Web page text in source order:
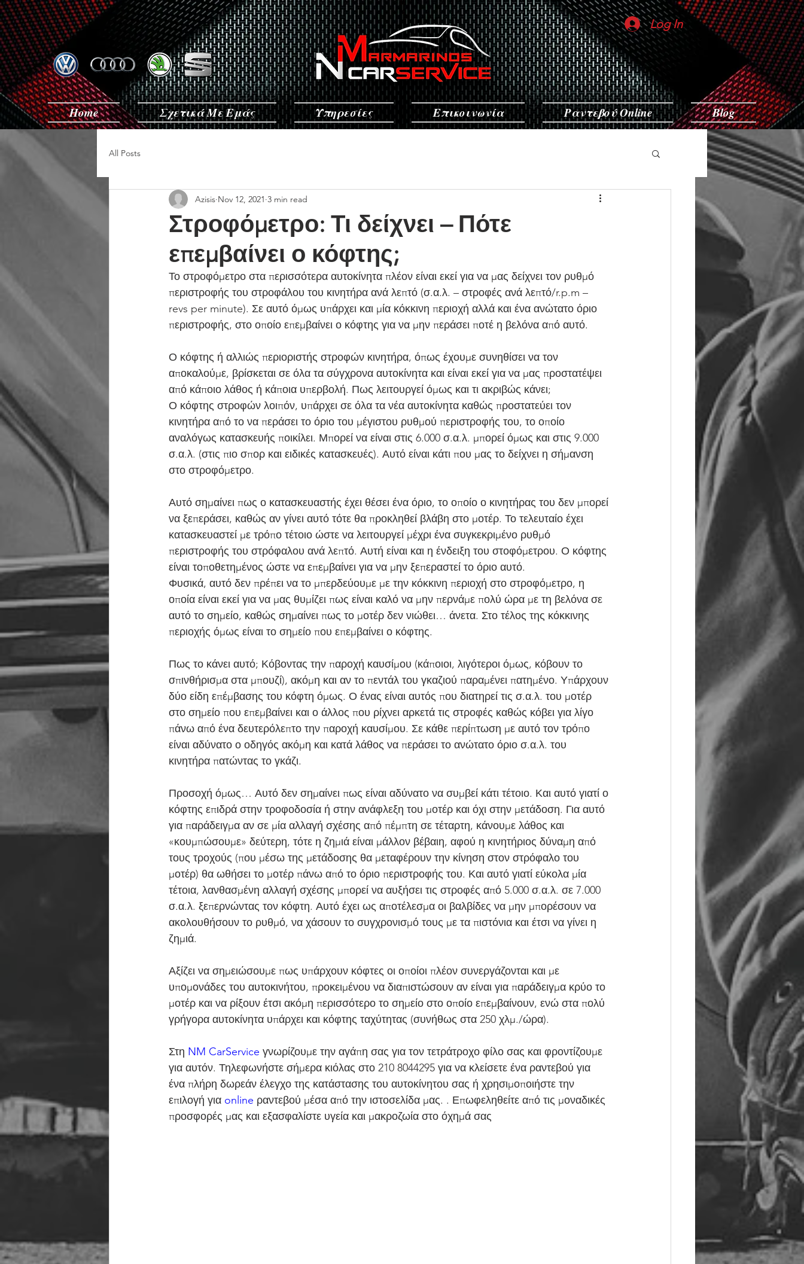
Home Σχετικά Με Εμάς Υπηρεσίες Επικοινωνία Ραντεβού Online Blog
Log In
All Posts
Στροφόμετρο: Τι δείχνει – Πότε
επεμβαίνει ο κόφτης;
Azisis Nov 12, 2021 3 min read
Το στροφόμετρο στα περισσότερα αυτοκίνητα πλέον είναι εκεί για να μας δείχνει τον ρυθμό
περιστροφής του στροφάλου του κινητήρα ανά λεπτό (σ.α.λ. – στροφές ανά λεπτό/r.p.m –
revs per minute). Σε αυτό όμως υπάρχει και μία κόκκινη περιοχή αλλά και ένα ανώτατο όριο
περιστροφής, στο οποίο επεμβαίνει ο κόφτης για να μην περάσει ποτέ η βελόνα από αυτό.
Ο κόφτης ή αλλιώς περιοριστής στροφών κινητήρα, όπως έχουμε συνηθίσει να τον
αποκαλούμε, βρίσκεται σε όλα τα σύγχρονα αυτοκίνητα και είναι εκεί για να μας προστατέψει
από κάποιο λάθος ή κάποια υπερβολή. Πως λειτουργεί όμως και τι ακριβώς κάνει;
Ο κόφτης στροφών λοιπόν, υπάρχει σε όλα τα νέα αυτοκίνητα καθώς προστατεύει τον
κινητήρα από το να περάσει το όριο του μέγιστου ρυθμού περιστροφής του, το οποίο
αναλόγως κατασκευής ποικίλει. Μπορεί να είναι στις 6.000 σ.α.λ. μπορεί όμως και στις 9.000
σ.α.λ. (στις πιο σπορ και ειδικές κατασκευές). Αυτό είναι κάτι που μας το δείχνει η σήμανση
στο στροφόμετρο.
Αυτό σημαίνει πως ο κατασκευαστής έχει θέσει ένα όριο, το οποίο ο κινητήρας του δεν μπορεί
να ξεπεράσει, καθώς αν γίνει αυτό τότε θα προκληθεί βλάβη στο μοτέρ. Το τελευταίο έχει
κατασκευαστεί με τρόπο τέτοιο ώστε να λειτουργεί μέχρι ένα συγκεκριμένο ρυθμό
περιστροφής του στρόφαλου ανά λεπτό. Αυτή είναι και η ένδειξη του στοφόμετρου. Ο κόφτης
είναι τοποθετημένος ώστε να επεμβαίνει για να μην ξεπεραστεί το όριο αυτό.
Φυσικά, αυτό δεν πρέπει να το μπερδεύουμε με την κόκκινη περιοχή στο στροφόμετρο, η
οποία είναι εκεί για να μας θυμίζει πως είναι καλό να μην περνάμε πολύ ώρα με τη βελόνα σε
αυτό το σημείο, καθώς σημαίνει πως το μοτέρ δεν νιώθει… άνετα. Στο τέλος της κόκκινης
περιοχής όμως είναι το σημείο που επεμβαίνει ο κόφτης.
Πως το κάνει αυτό; Κόβοντας την παροχή καυσίμου (κάποιοι, λιγότεροι όμως, κόβουν το
σπινθήρισμα στα μπουζί), ακόμη και αν το πεντάλ του γκαζιού παραμένει πατημένο. Υπάρχουν
δύο είδη επέμβασης του κόφτη όμως. Ο ένας είναι αυτός που διατηρεί τις σ.α.λ. του μοτέρ
στο σημείο που επεμβαίνει και ο άλλος που ρίχνει αρκετά τις στροφές καθώς κόβει για λίγο
πάνω από ένα δευτερόλεπτο την παροχή καυσίμου. Σε κάθε περίπτωση με αυτό τον τρόπο
είναι αδύνατο ο οδηγός ακόμη και κατά λάθος να περάσει το ανώτατο όριο σ.α.λ. του
κινητήρα πατώντας το γκάζι.
Προσοχή όμως… Αυτό δεν σημαίνει πως είναι αδύνατο να συμβεί κάτι τέτοιο. Και αυτό γιατί ο
κόφτης επιδρά στην τροφοδοσία ή στην ανάφλεξη του μοτέρ και όχι στην μετάδοση. Για αυτό
για παράδειγμα αν σε μία αλλαγή σχέσης από πέμπτη σε τέταρτη, κάνουμε λάθος και
«κουμπώσουμε» δεύτερη, τότε η ζημιά είναι μάλλον βέβαιη, αφού η κινητήριος δύναμη από
τους τροχούς (που μέσω της μετάδοσης θα μεταφέρουν την κίνηση στον στρόφαλο του
μοτέρ) θα ωθήσει το μοτέρ πάνω από το όριο περιστροφής του. Και αυτό γιατί εύκολα μία
τέτοια, λανθασμένη αλλαγή σχέσης μπορεί να αυξήσει τις στροφές από 5.000 σ.α.λ. σε 7.000
σ.α.λ. ξεπερνώντας τον κόφτη. Αυτό έχει ως αποτέλεσμα οι βαλβίδες να μην μπορέσουν να
ακολουθήσουν το ρυθμό, να χάσουν το συγχρονισμό τους με τα πιστόνια και έτσι να γίνει η
ζημιά.
Αξίζει να σημειώσουμε πως υπάρχουν κόφτες οι οποίοι πλέον συνεργάζονται και με
υπομονάδες του αυτοκινήτου, προκειμένου να διαπιστώσουν αν είναι για παράδειγμα κρύο το
μοτέρ και να ρίξουν έτσι ακόμη περισσότερο το σημείο στο οποίο επεμβαίνουν, ενώ στα πολύ
γρήγορα αυτοκίνητα υπάρχει και κόφτης ταχύτητας (συνήθως στα 250 χλμ./ώρα).
Στη NM CarService γνωρίζουμε την αγάπη σας για τον τετράτροχο φίλο σας και φροντίζουμε
για αυτόν. Τηλεφωνήστε σήμερα κιόλας στο 210 8044295 για να κλείσετε ένα ραντεβού για
ένα πλήρη δωρεάν έλεγχο της κατάστασης του αυτοκίνητου σας ή χρησιμοποιήστε την
επιλογή για online ραντεβού μέσα από την ιστοσελίδα μας. . Επωφεληθείτε από τις μοναδικές
προσφορές μας και εξασφαλίστε υγεία και μακροζωία στο όχημά σας